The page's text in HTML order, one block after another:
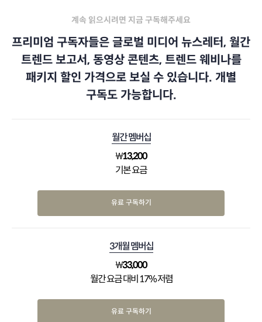
계속 읽으시려면 지금 구독해주세요
프리미엄 구독자들은 글로벌 미디어 뉴스레터, 월간
트렌드 보고서, 동영상 콘텐츠, 트렌드 웨비나를
패키지 할인 가격으로 보실 수 있습니다. 개별
구독도 가능합니다.
월간 멤버십
₩13,200
기본 요금
유료 구독하기
3개월 멤버십
₩33,000
월간 요금 대비 17% 저렴
유료 구독하기